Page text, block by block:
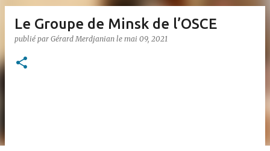
Le Groupe de Minsk de l’OSCE
publié par Gérard Merdjanian le mai 09, 2021